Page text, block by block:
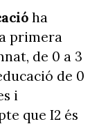
ha
primera
de 0 a 3
de 0
i
que I2 és